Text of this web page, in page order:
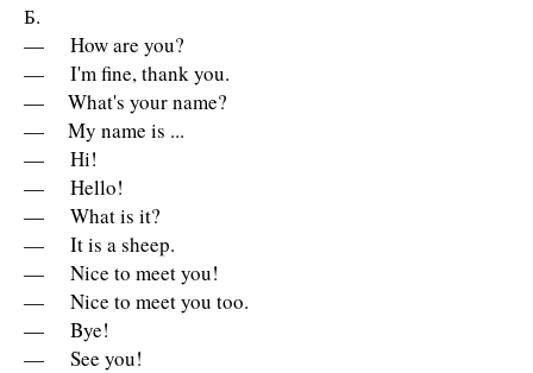
Б.
— How are you?
— I'm fine, thank you.
— What's your name?
— My name is ...
— Hi!
— Hello!
— What is it?
— It is a sheep.
— Nice to meet you!
— Nice to meet you too.
— Bye!
— See you!